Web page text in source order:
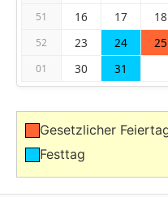
51 16 17 18
52 23 24 25
01 30 31
Gesetzlicher
Festtag